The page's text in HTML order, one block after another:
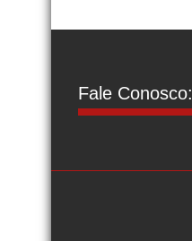
Fale Conosco: